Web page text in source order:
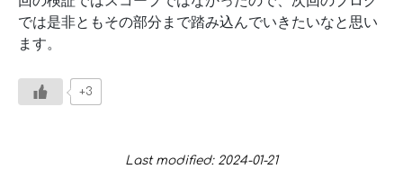
では是非ともその部分まで踏み込んでいきたいなと思い
ます。
+3
Last modified: 2024-01-21